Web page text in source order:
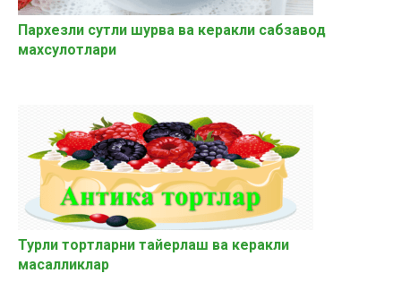
Пархезли сутли шурва ва керакли сабзавод
махсулотлари
Турли тортларни тайерлаш ва керакли
масалликлар